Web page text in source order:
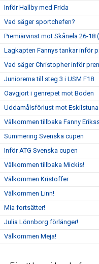
Inför Hallby med Frida
Vad säger sportchefen?
Premiärvinst mot Skånela 26-18
Lagkapten Fannys tankar inför
Vad säger Christopher inför
Juniorerna till steg 3 i USM F18
Oavgjort i genrepet mot Boden
Uddamålsförlust mot
Välkommen tillbaka Fanny
Summering Svenska cupen
Inför ATG Svenska cupen
Välkommen tillbaka Mickis!
Välkommen Kristoffer
Välkommen Linn!
Mia fortsätter!
Julia Lönnborg förlänger!
Välkommen Meja!